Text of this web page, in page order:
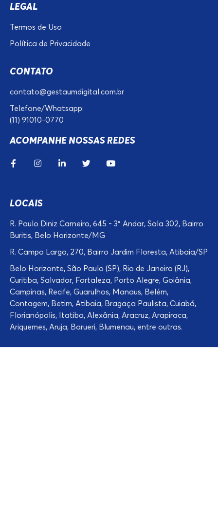
LEGAL
Termos de Uso
Política de Privacidade
CONTATO
contato@gestaumdigital.com.br
Telefone/Whatsapp:
(11) 91010-0770
ACOMPANHE NOSSAS REDES
LOCAIS
R. Paulo Diniz Carneiro, 645 - 3° Andar, Sala 302, Bairro
Buritis, Belo Horizonte/MG
R. Campo Largo, 270, Bairro Jardim Floresta, Atibaia/SP
Belo Horizonte, São Paulo (SP), Rio de Janeiro (RJ),
Curitiba, Salvador, Fortaleza, Porto Alegre, Goiânia,
Campinas, Recife, Guarulhos, Manaus, Belém,
Contagem, Betim, Atibaia, Bragaça Paulista, Cuiabá,
Florianópolis, Itatiba, Alexânia, Aracruz, Arapiraca,
Ariquemes, Aruja, Barueri, Blumenau, entre outras.